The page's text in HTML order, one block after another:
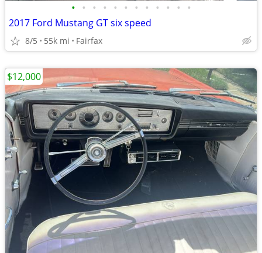
• • • • • • • • • • • •
2017 Ford Mustang GT six speed
8/5 55k mi Fairfax
$12,000